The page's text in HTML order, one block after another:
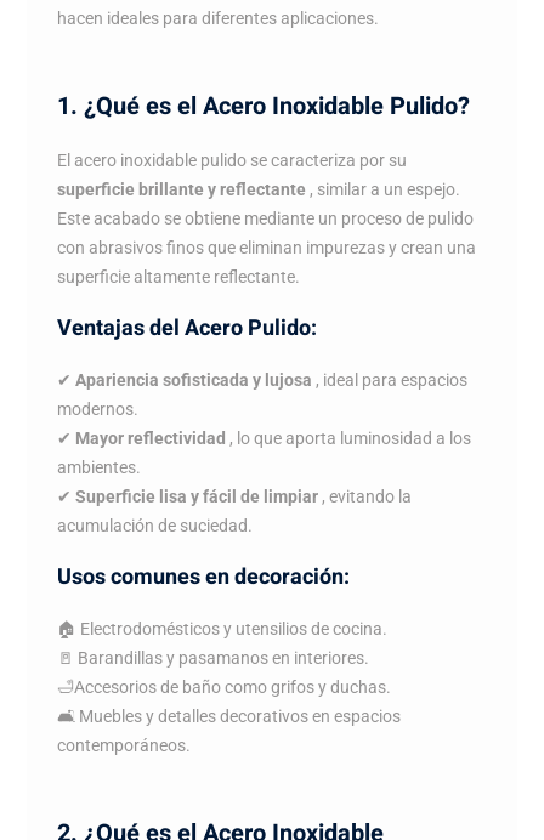
hacen ideales para diferentes aplicaciones.
1. ¿Qué es el Acero Inoxidable Pulido?
El acero inoxidable pulido se caracteriza por su
superficie brillante y reflectante , similar a un espejo.
Este acabado se obtiene mediante un proceso de pulido
con abrasivos finos que eliminan impurezas y crean una
superficie altamente reflectante.
Ventajas del Acero Pulido:
✔ Apariencia sofisticada y lujosa , ideal para espacios
modernos.
✔ Mayor reflectividad , lo que aporta luminosidad a los
ambientes.
✔ Superficie lisa y fácil de limpiar, evitando la
acumulación de suciedad.
Usos comunes en decoración:
🏠 Electrodomésticos y utensilios de cocina.
🚪 Barandillas y pasamanos en interiores.
🛁Accesorios de baño como grifos y duchas.
🛋 Muebles y detalles decorativos en espacios
contemporáneos.
2. ¿Qué es el Acero Inoxidable